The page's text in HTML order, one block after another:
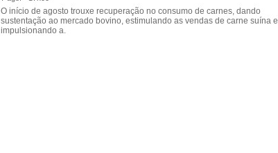
O início de agosto trouxe recuperação no consumo de carnes, dando
sustentação ao mercado bovino, estimulando as vendas de carne suína e
impulsionando a.